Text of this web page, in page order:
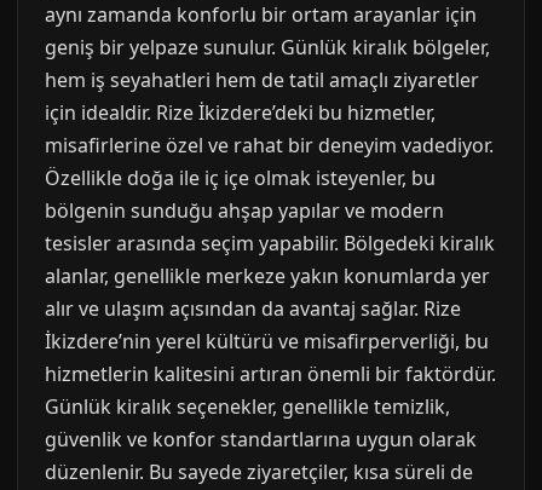
aynı zamanda konforlu bir ortam arayanlar için
geniş bir yelpaze sunulur. Günlük kiralık bölgeler,
hem iş seyahatleri hem de tatil amaçlı ziyaretler
için idealdir. Rize İkizdere’deki bu hizmetler,
misafirlerine özel ve rahat bir deneyim vadediyor.
Özellikle doğa ile iç içe olmak isteyenler, bu
bölgenin sunduğu ahşap yapılar ve modern
tesisler arasında seçim yapabilir. Bölgedeki kiralık
alanlar, genellikle merkeze yakın konumlarda yer
alır ve ulaşım açısından da avantaj sağlar. Rize
İkizdere’nin yerel kültürü ve misafirperverliği, bu
hizmetlerin kalitesini artıran önemli bir faktördür.
Günlük kiralık seçenekler, genellikle temizlik,
güvenlik ve konfor standartlarına uygun olarak
düzenlenir. Bu sayede ziyaretçiler, kısa süreli de